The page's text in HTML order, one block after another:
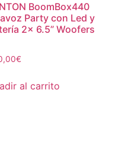
BoomBox440
Party con Led y
2x 6.5” Woofers
€
al carrito